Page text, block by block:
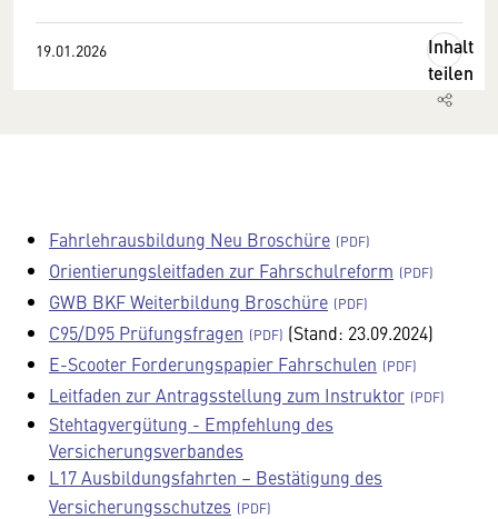
19.01.2026
Inhalt
teilen
Fahrlehrausbildung Neu Broschüre
Orientierungsleitfaden zur Fahrschulreform
GWB BKF Weiterbildung Broschüre
C95/D95 Prüfungsfragen
(Stand: 23.09.2024)
E-Scooter Forderungspapier Fahrschulen
Leitfaden zur Antragsstellung zum Instruktor
Stehtagvergütung - Empfehlung des
Versicherungsverbandes
L17 Ausbildungsfahrten – Bestätigung des
Versicherungsschutzes